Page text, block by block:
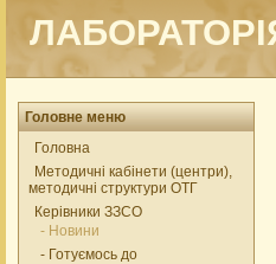
Головне меню
Головна
Методичні кабінети (центри),
методичні структури ОТГ
Керівники ЗЗСО
- Новини
- Готуємось до